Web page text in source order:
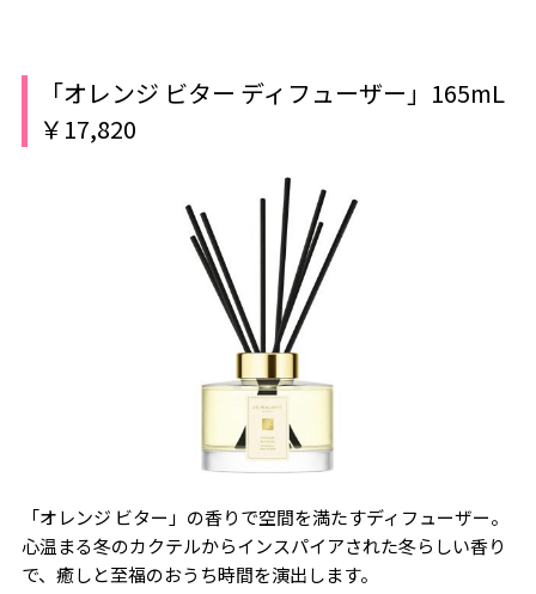
「オレンジ ビター ディフューザー」165mL
￥17,820
「オレンジ ビター」の香りで空間を満たすディフューザー。
心温まる冬のカクテルからインスパイアされた冬らしい香り
で、癒しと至福のおうち時間を演出します。